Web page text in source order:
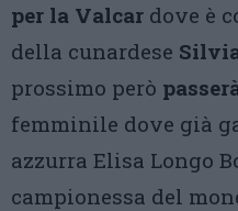
per la Valcar dove è
della cunardese
prossimo però
femminile dove già
azzurra Elisa Longo
campionessa del